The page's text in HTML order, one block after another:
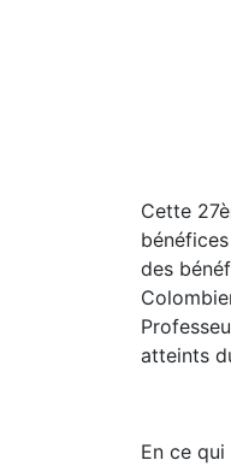
Cette
des
atteints
En ce